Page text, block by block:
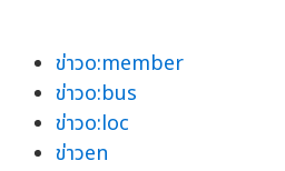
ข่าวo:member
ข่าวo:bus
ข่าวo:loc
ข่าวen